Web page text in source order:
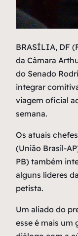
BRASÍLIA, DF
da Câmara
do Senado
integrar
viagem oficial
semana.
Os atuais
(União Brasil-
PB) também
alguns líderes
petista.
Um aliado do
esse é mais um